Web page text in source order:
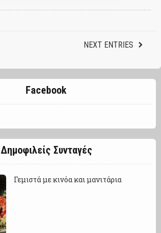
NEXT ENTRIES
Facebook
Δημοφιλείς Συνταγές
Γεμιστά με κινόα και μανιτάρια